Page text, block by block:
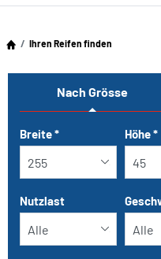
Ihren Reifen finden
Nach Grösse
Tab updated: Nach Grösse
Breite* Höhe*
Nutzlast